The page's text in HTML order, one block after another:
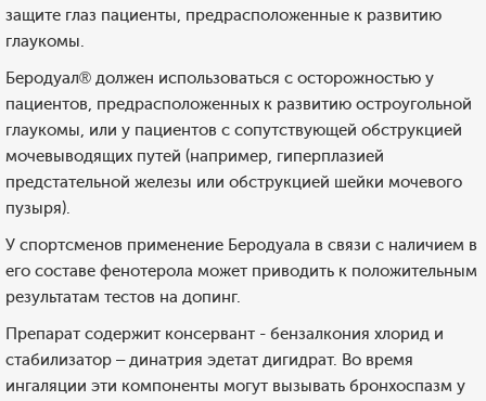
защите глаз пациенты, предрасположенные к развитию
глаукомы.
Беродуал® должен использоваться с осторожностью у
пациентов, предрасположенных к развитию остроугольной
глаукомы, или у пациентов с сопутствующей обструкцией
мочевыводящих путей (например, гиперплазией
предстательной железы или обструкцией шейки мочевого
пузыря).
У спортсменов применение Беродуала в связи с наличием в
его составе фенотерола может приводить к положительным
результатам тестов на допинг.
Препарат содержит консервант - бензалкония хлорид и
стабилизатор – динатрия эдетат дигидрат. Во время
ингаляции эти компоненты могут вызывать бронхоспазм у